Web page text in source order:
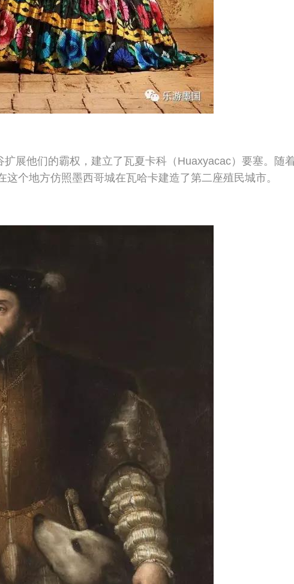
展他们的霸权，建立了瓦夏卡科（Huaxyacac）要塞。随
个地方仿照墨西哥城在瓦哈卡建造了第二座殖民城市。